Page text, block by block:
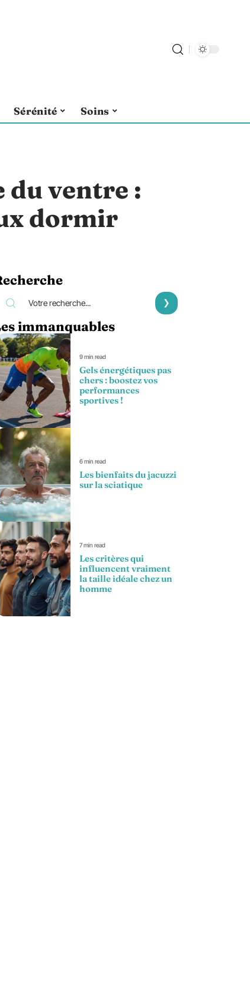
Sérénité Soins
du ventre :
dormir
immanquables
9 min read
Gels énergétiques pas
chers : boostez vos
performances
sportives !
6 min read
Les bienfaits du jacuzzi
sur la sciatique
7 min read
Les critères qui
influencent vraiment
la taille idéale chez un
homme